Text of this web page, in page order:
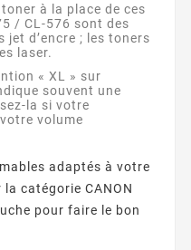
à la place de ces
/ CL-576 sont des
d’encre ; les toners
laser.
« XL » sur
souvent une
la si votre
volume
adaptés à votre
catégorie CANON
pour faire le bon